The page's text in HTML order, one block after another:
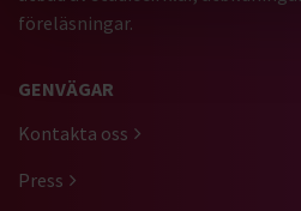
föreläsningar.
GENVÄGAR
Kontakta oss
Press